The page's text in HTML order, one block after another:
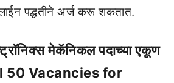
पद्धतीने अर्ज करू शकतात.
मेकॅनिकल पदाच्या एकूण
50 Vacancies for